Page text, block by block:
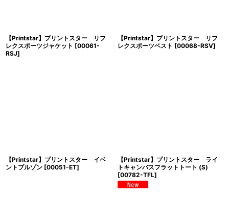
【Printstar】プリントスター リフ
レクスポーツジャケット [00061-
RSJ]
【Printstar】プリントスター リフ
レクスポーツベスト [00068-RSV]
【Printstar】プリントスター イベ
ントブルゾン [00051-ET]
【Printstar】プリントスター ライ
トキャンバスフラットトート (S)
[00782-TFL]